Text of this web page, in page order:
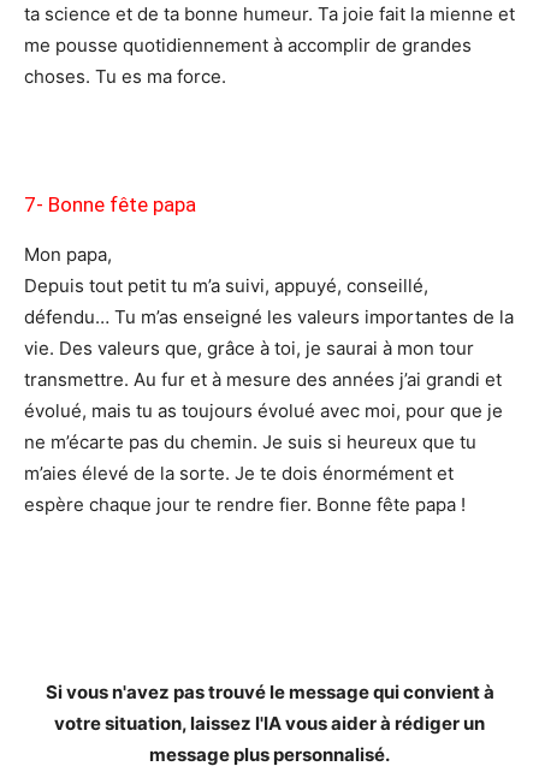
ta science et de ta bonne humeur. Ta joie fait la mienne et
me pousse quotidiennement à accomplir de grandes
choses. Tu es ma force.
7- Bonne fête papa
Mon papa,
Depuis tout petit tu m’a suivi, appuyé, conseillé,
défendu… Tu m’as enseigné les valeurs importantes de la
vie. Des valeurs que, grâce à toi, je saurai à mon tour
transmettre. Au fur et à mesure des années j’ai grandi et
évolué, mais tu as toujours évolué avec moi, pour que je
ne m’écarte pas du chemin. Je suis si heureux que tu
m’aies élevé de la sorte. Je te dois énormément et
espère chaque jour te rendre fier. Bonne fête papa !
Si vous n'avez pas trouvé le message qui convient à
votre situation, laissez l'IA vous aider à rédiger un
message plus personnalisé.